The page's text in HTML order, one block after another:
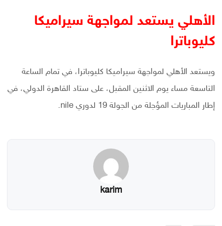
الأهلي يستعد لمواجهة سيراميكا
كليوباترا
ويستعد الأهلي لمواجهة سيراميكا كليوباترا، في تمام الساعة
التاسعة مساء يوم الاثنين المقبل، على ستاد القاهرة الدولي، في
إطار المباريات المؤجلة من الجولة 19 لدوري nile.
karim